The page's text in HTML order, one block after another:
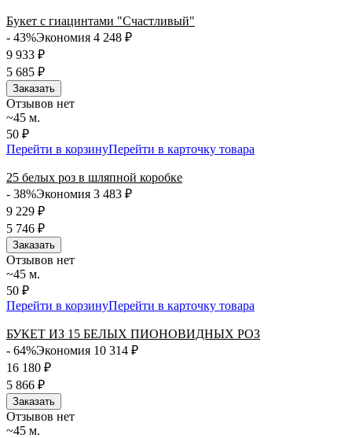
Букет с гиацинтами "Счастливый"
- 43%Экономия 4 248 ₽
9 933 ₽
5 685 ₽
Заказать
Отзывов нет
~45 м.
50 ₽
Перейти в корзинуПерейти в карточку товара
25 белых роз в шляпной коробке
- 38%Экономия 3 483 ₽
9 229 ₽
5 746 ₽
Заказать
Отзывов нет
~45 м.
50 ₽
Перейти в корзинуПерейти в карточку товара
БУКЕТ ИЗ 15 БЕЛЫХ ПИОНОВИДНЫХ РОЗ
- 64%Экономия 10 314 ₽
16 180 ₽
5 866 ₽
Заказать
Отзывов нет
~45 м.